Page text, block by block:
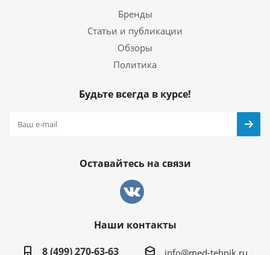
Бренды
Статьи и публикации
Обзоры
Политика
Будьте всегда в курсе!
Оставайтесь на связи
Наши контакты
8 (499) 270-63-63
info@med-tehnik.ru